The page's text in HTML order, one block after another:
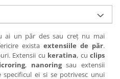
ai un păr des sau creț nu mai
exista extensiile de păr.
Extensii cu keratina, cu clips
, nanoringsau extensii
specificul ei si se potrivesc unui